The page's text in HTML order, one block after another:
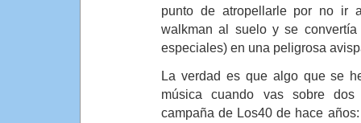
punto de atropellarle por no ir
walkman al suelo y se
especiales) en una peligrosa
La verdad es que algo que se
música cuando vas sobre
campaña de Los40 de hace